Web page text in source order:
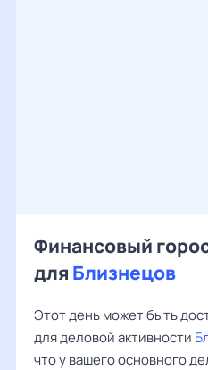
Финансовый
для Близнецов
Этот день может быть
для деловой активности
что у вашего основного